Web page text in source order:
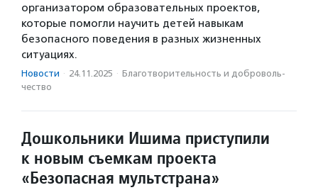
организатором образовательных проектов,
которые помогли научить детей навыкам
безопасного поведения в разных жизненных
ситуациях.
Новости · 24.11.2025 · Благотвори­тель­ность и доброволь­
чест­во
Дошкольники Ишима приступили
к новым съемкам проекта
«Безопасная мультстрана»